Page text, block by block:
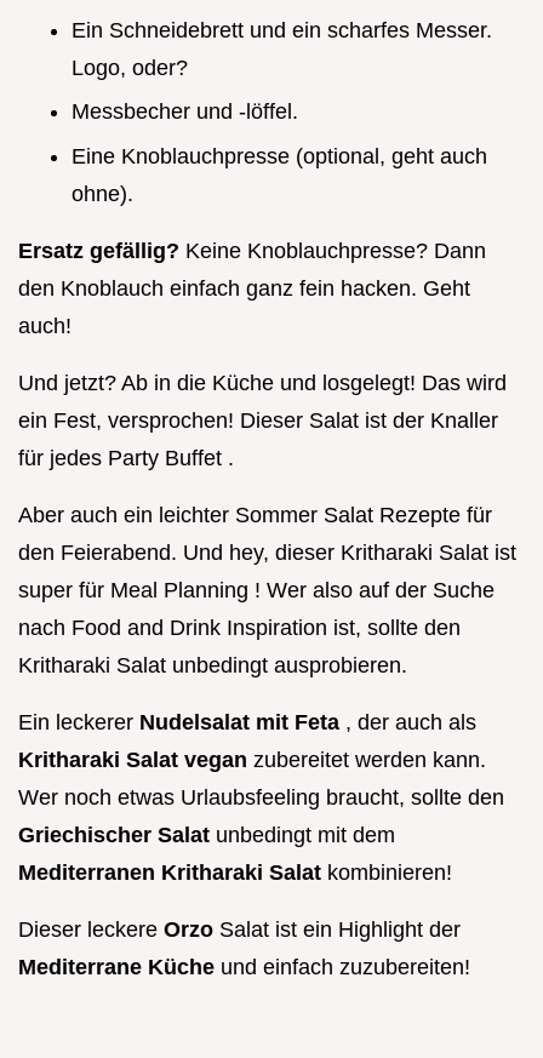
Ein Schneidebrett und ein scharfes Messer.
Logo, oder?
Messbecher und -löffel.
Eine Knoblauchpresse (optional, geht auch
ohne).
Ersatz gefällig? Keine Knoblauchpresse? Dann
den Knoblauch einfach ganz fein hacken. Geht
auch!
Und jetzt? Ab in die Küche und losgelegt! Das wird
ein Fest, versprochen! Dieser Salat ist der Knaller
für jedes Party Buffet .
Aber auch ein leichter Sommer Salat Rezepte für
den Feierabend. Und hey, dieser Kritharaki Salat ist
super für Meal Planning ! Wer also auf der Suche
nach Food and Drink Inspiration ist, sollte den
Kritharaki Salat unbedingt ausprobieren.
Ein leckerer Nudelsalat mit Feta , der auch als
Kritharaki Salat vegan zubereitet werden kann.
Wer noch etwas Urlaubsfeeling braucht, sollte den
Griechischer Salat unbedingt mit dem
Mediterranen Kritharaki Salat kombinieren!
Dieser leckere Orzo Salat ist ein Highlight der
Mediterrane Küche und einfach zuzubereiten!